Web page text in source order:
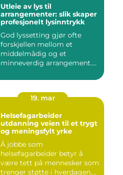
Utleie av lys til
arrangementer: slik skaper
profesjonelt lysinntrykk
God lyssetting gjør ofte
forskjellen mellom et
middelmådig og et
minneverdig arrangement.
19. mar
Helsefagarbeider
utdanning veien til et trygt
og meningsfylt yrke
Å jobbe som
helsefagarbeider betyr å
være tett på mennesker som
trenger støtte i hverdagen.